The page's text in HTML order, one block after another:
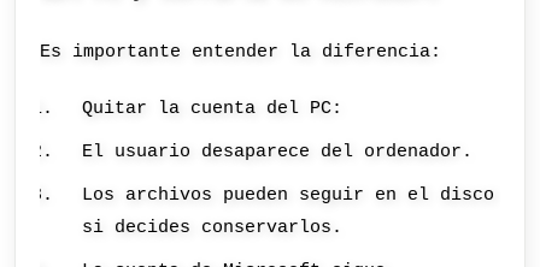
Es importante entender la diferencia:
Quitar la cuenta del PC:
El usuario desaparece del ordenador.
Los archivos pueden seguir en el disco
si decides conservarlos.